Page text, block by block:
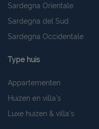
Sardegna Orientale
Sardegna del Sud
Sardegna Occidentale
Type huis
Appartementen
Huizen en villa's
Luxe huizen & villa's